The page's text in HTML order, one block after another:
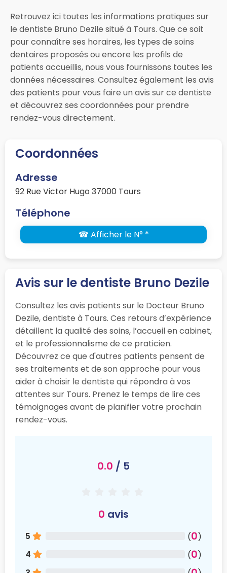
Retrouvez ici toutes les informations pratiques sur
le dentiste Bruno Dezile situé à Tours. Que ce soit
pour connaître ses horaires, les types de soins
dentaires proposés ou encore les profils de
patients accueillis, nous vous fournissons toutes les
données nécessaires. Consultez également les avis
des patients pour vous faire un avis sur ce dentiste
et découvrez ses coordonnées pour prendre
rendez-vous directement.
Coordonnées
Adresse
92 Rue Victor Hugo 37000 Tours
Téléphone
☎ Afficher le N° *
Avis sur le dentiste Bruno Dezile
Consultez les avis patients sur le Docteur Bruno
Dezile, dentiste à Tours. Ces retours d’expérience
détaillent la qualité des soins, l’accueil en cabinet,
et le professionnalisme de ce praticien.
Découvrez ce que d'autres patients pensent de
ses traitements et de son approche pour vous
aider à choisir le dentiste qui répondra à vos
attentes sur Tours. Prenez le temps de lire ces
témoignages avant de planifier votre prochain
rendez-vous.
0.0 / 5
0 avis
5 (0)
4
(0)